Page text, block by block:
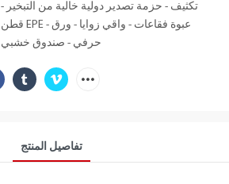
تكثيف - حزمة تصدير دولية خالية من التبخير -
قطن EPE - عبوة فقاعات - واقي زوايا - ورق
حرفي - صندوق خشبي
تفاصيل المنتج